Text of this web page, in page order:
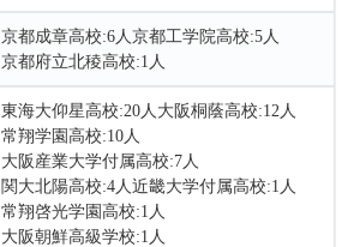
京都成章高校:6人京都工学院高校:5人
京都府立北稜高校:1人
東海大仰星高校:20人 大阪桐蔭高校:12人
常翔学園高校:10人
大阪産業大学付属高校:7人
関大北陽高校:4人近畿大学付属高校:1人
常翔啓光学園高校:1人
大阪朝鮮高級学校:1人